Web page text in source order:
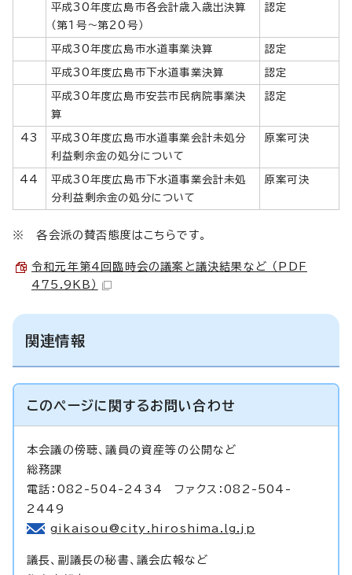
平成30年度広島市各会計歳入歳出決算
（第1号～第20号）
認定
平成30年度広島市水道事業決算 認定
平成30年度広島市下水道事業決算 認定
平成30年度広島市安芸市民病院事業決
算
認定
43
平成30年度広島市水道事業会計未処分
利益剰余金の処分について
原案可決
44
平成30年度広島市下水道事業会計未処
分利益剰余金の処分について
原案可決
※ 各会派の賛否態度はこちらです。
令和元年第4回臨時会の議案と議決結果など （PDF
475.9KB）
関連情報
このページに関するお問い合わせ
本会議の傍聴、議員の資産等の公開など
総務課
電話：082-504-2434 ファクス：082-504-
2449
gikaisou@city.hiroshima.lg.jp
議長、副議長の秘書、議会広報など